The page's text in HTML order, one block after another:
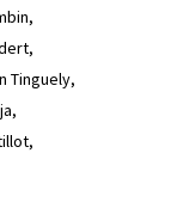
Tinguely